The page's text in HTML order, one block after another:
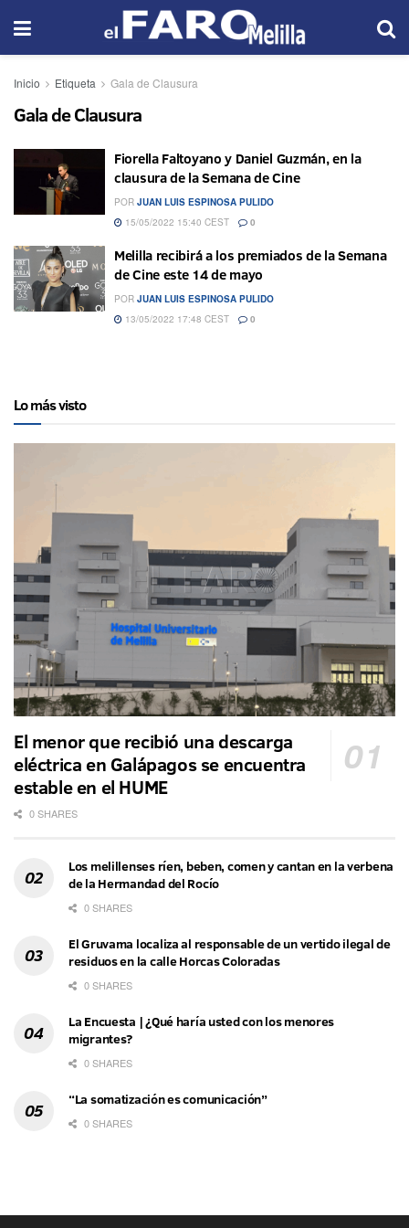
Inicio Etiqueta Gala de Clausura
Gala de Clausura
Fiorella Faltoyano y Daniel Guzmán, en la
clausura de la Semana de Cine
POR JUAN LUIS ESPINOSA PULIDO
15/05/2022 15:40 CEST
0
Melilla recibirá a los premiados de la Semana
de Cine este 14 de mayo
POR JUAN LUIS ESPINOSA PULIDO
13/05/2022 17:48 CEST
0
Lo más visto
El menor que recibió una descarga
eléctrica en Galápagos se encuentra
estable en el HUME
0 SHARES
Los melillenses ríen, beben, comen y cantan en la verbena
de la Hermandad del Rocío
0 SHARES
El Gruvama localiza al responsable de un vertido ilegal de
residuos en la calle Horcas Coloradas
0 SHARES
La Encuesta | ¿Qué haría usted con los menores
migrantes?
0 SHARES
“La somatización es comunicación”
0 SHARES